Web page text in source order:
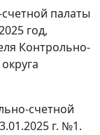
палаты
год,
Контрольно-
счетной
г. №1.